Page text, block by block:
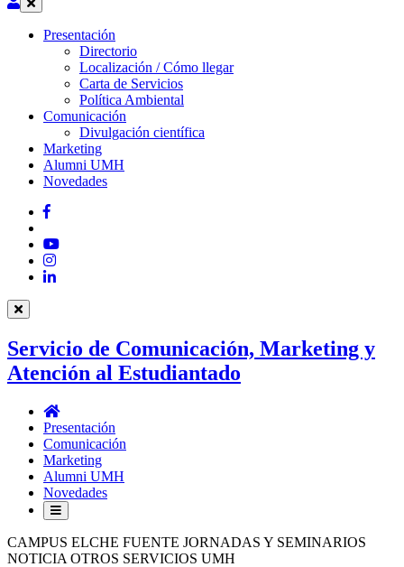
Presentación
Presentación
Directorio
Localización / Cómo llegar
Carta de Servicios
Política Ambiental
Comunicación
Comunicación
Divulgación científica
Marketing
Alumni UMH
Novedades
Facebook
YouTube
Instagram
LinkedIn
Servicio de Comunicación, Marketing y
Atención al Estudiantado
Servicio
de
Comunicación,
Marketing
y
Atención
al
Estudiantado
Presentación
Comunicación
Marketing
Alumni UMH
Novedades
CAMPUS ELCHE FUENTE JORNADAS Y SEMINARIOS
NOTICIA OTROS SERVICIOS UMH